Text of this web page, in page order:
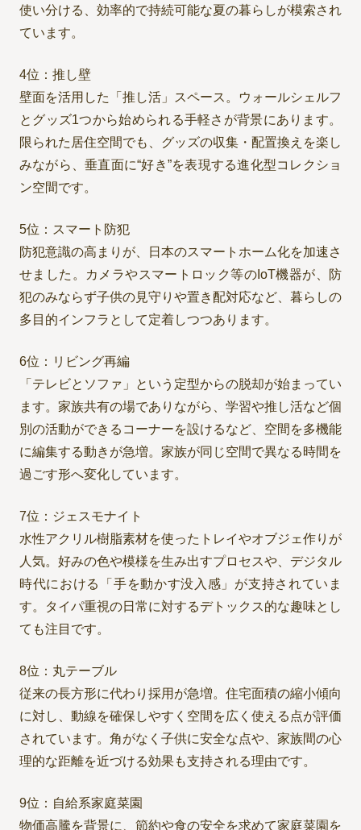
使い分ける、効率的で持続可能な夏の暮らしが模索され
ています。
4位：推し壁
壁面を活用した「推し活」スペース。ウォールシェルフ
とグッズ1つから始められる手軽さが背景にあります。
限られた居住空間でも、グッズの収集・配置換えを楽し
みながら、垂直面に“好き”を表現する進化型コレクショ
ン空間です。
5位：スマート防犯
防犯意識の高まりが、日本のスマートホーム化を加速さ
せました。カメラやスマートロック等のIoT機器が、防
犯のみならず子供の見守りや置き配対応など、暮らしの
多目的インフラとして定着しつつあります。
6位：リビング再編
「テレビとソファ」という定型からの脱却が始まってい
ます。家族共有の場でありながら、学習や推し活など個
別の活動ができるコーナーを設けるなど、空間を多機能
に編集する動きが急増。家族が同じ空間で異なる時間を
過ごす形へ変化しています。
7位：ジェスモナイト
水性アクリル樹脂素材を使ったトレイやオブジェ作りが
人気。好みの色や模様を生み出すプロセスや、デジタル
時代における「手を動かす没入感」が支持されていま
す。タイパ重視の日常に対するデトックス的な趣味とし
ても注目です。
8位：丸テーブル
従来の長方形に代わり採用が急増。住宅面積の縮小傾向
に対し、動線を確保しやすく空間を広く使える点が評価
されています。角がなく子供に安全な点や、家族間の心
理的な距離を近づける効果も支持される理由です。
9位：自給系家庭菜園
物価高騰を背景に、節約や食の安全を求めて家庭菜園を